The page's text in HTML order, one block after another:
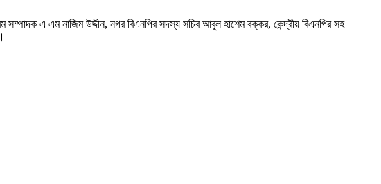
সম্পাদক এ এম নাজিম উদ্দীন, নগর বিএনপির সদস্য সচিব আবুল হাশেম বক্কর, কেন্দ্রীয় বিএনপির সহ